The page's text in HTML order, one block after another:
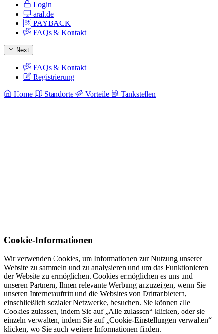
Login
aral.de
PAYBACK
FAQs & Kontakt
Next
FAQs & Kontakt
Registrierung
Home Standorte Vorteile Tankstellen
Cookie-Informationen
Wir verwenden Cookies, um Informationen zur Nutzung unserer
Website zu sammeln und zu analysieren und um das Funktionieren
der Website zu ermöglichen. Cookies ermöglichen es uns und
unseren Partnern, Ihnen relevante Werbung anzuzeigen, wenn Sie
unseren Internetauftritt und die Websites von Drittanbietern,
einschließlich sozialer Netzwerke, besuchen. Sie können alle
Cookies zulassen, indem Sie auf „Alle zulassen“ klicken, oder sie
einzeln verwalten, indem Sie auf „Cookie-Einstellungen verwalten“
klicken, wo Sie auch weitere Informationen finden.